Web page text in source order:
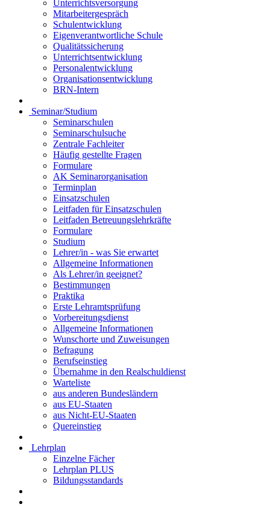
Unterrichtsversorgung
Mitarbeitergespräch
Schulentwicklung
Eigenverantwortliche Schule
Qualitätssicherung
Unterrichtsentwicklung
Personalentwicklung
Organisationsentwicklung
BRN-Intern
Seminar/Studium
Seminarschulen
Seminarschulsuche
Zentrale Fachleiter
Häufig gestellte Fragen
Formulare
AK Seminarorganisation
Terminplan
Einsatzschulen
Leitfaden für Einsatzschulen
Leitfaden Betreuungslehrkräfte
Formulare
Studium
Lehrer/in - was Sie erwartet
Allgemeine Informationen
Als Lehrer/in geeignet?
Bestimmungen
Praktika
Erste Lehramtsprüfung
Vorbereitungsdienst
Allgemeine Informationen
Wunschorte und Zuweisungen
Befragung
Berufseinstieg
Übernahme in den Realschuldienst
Warteliste
aus anderen Bundesländern
aus EU-Staaten
aus Nicht-EU-Staaten
Quereinstieg
Lehrplan
Einzelne Fächer
Lehrplan PLUS
Bildungsstandards